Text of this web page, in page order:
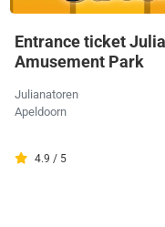
Entrance ticket
Amusement Park
Julianatoren
Apeldoorn
4.9 / 5